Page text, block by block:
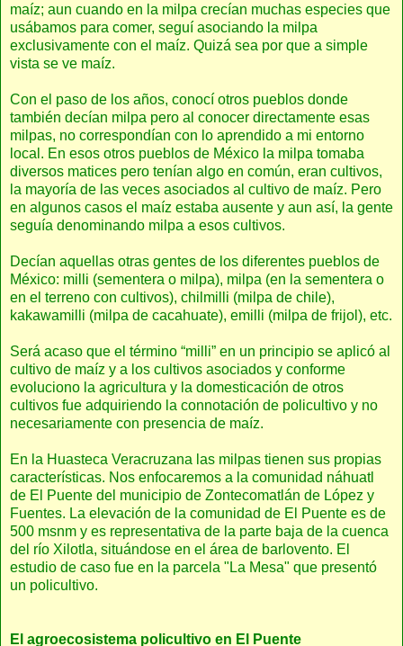
maíz; aun cuando en la milpa crecían muchas especies que
usábamos para comer, seguí asociando la milpa
exclusivamente con el maíz. Quizá sea por que a simple
vista se ve maíz.
Con el paso de los años, conocí otros pueblos donde
también decían milpa pero al conocer directamente esas
milpas, no correspondían con lo aprendido a mi entorno
local. En esos otros pueblos de México la milpa tomaba
diversos matices pero tenían algo en común, eran cultivos,
la mayoría de las veces asociados al cultivo de maíz. Pero
en algunos casos el maíz estaba ausente y aun así, la gente
seguía denominando milpa a esos cultivos.
Decían aquellas otras gentes de los diferentes pueblos de
México: milli (sementera o milpa), milpa (en la sementera o
en el terreno con cultivos), chilmilli (milpa de chile),
kakawamilli (milpa de cacahuate), emilli (milpa de frijol), etc.
Será acaso que el término “milli” en un principio se aplicó al
cultivo de maíz y a los cultivos asociados y conforme
evoluciono la agricultura y la domesticación de otros
cultivos fue adquiriendo la connotación de policultivo y no
necesariamente con presencia de maíz.
En la Huasteca Veracruzana las milpas tienen sus propias
características. Nos enfocaremos a la comunidad náhuatl
de El Puente del municipio de Zontecomatlán de López y
Fuentes. La elevación de la comunidad de El Puente es de
500 msnm y es representativa de la parte baja de la cuenca
del río Xilotla, situándose en el área de barlovento. El
estudio de caso fue en la parcela "La Mesa" que presentó
un policultivo.
El agroecosistema policultivo en El Puente